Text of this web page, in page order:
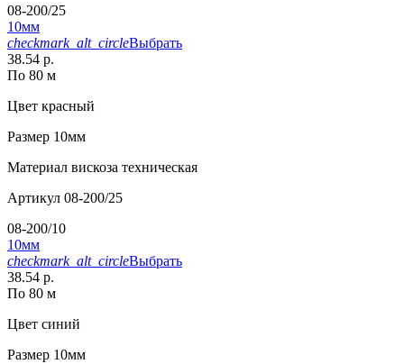
08-200/25
10мм
checkmark_alt_circleВыбрать
38.54 р.
По 80 м
Цвет красный
Размер 10мм
Материал вискоза техническая
Артикул 08-200/25
08-200/10
10мм
checkmark_alt_circleВыбрать
38.54 р.
По 80 м
Цвет синий
Размер 10мм